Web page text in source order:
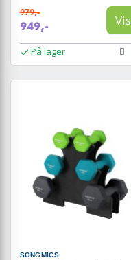
979,-
949,- Vis
På lager
SONGMICS